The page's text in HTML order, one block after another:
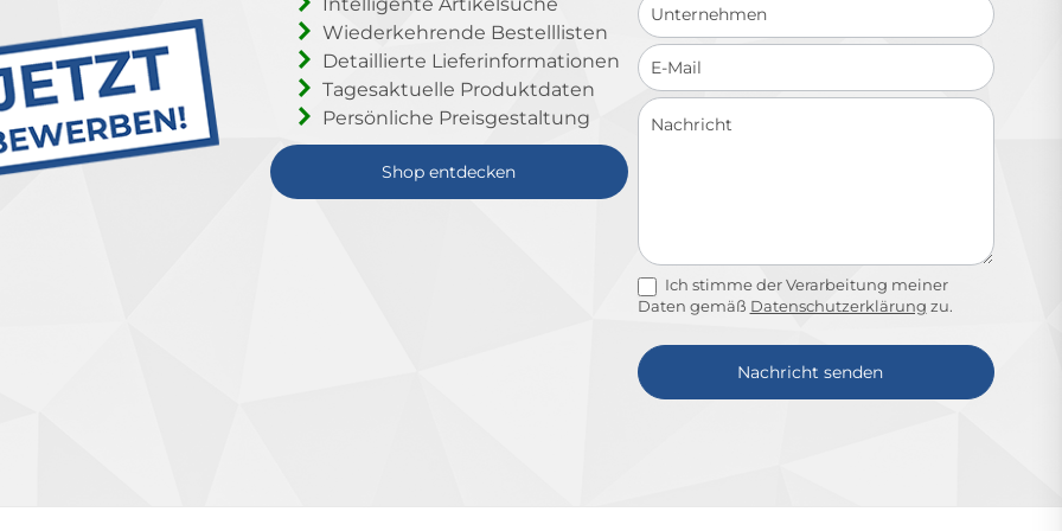
Wiederkehrende Bestelllisten
Detaillierte Lieferinformationen
Tagesaktuelle Produktdaten
Persönliche Preisgestaltung
Shop entdecken
Ich stimme der Verarbeitung meiner
Daten gemäß Datenschutzerklärung zu.
Nachricht senden